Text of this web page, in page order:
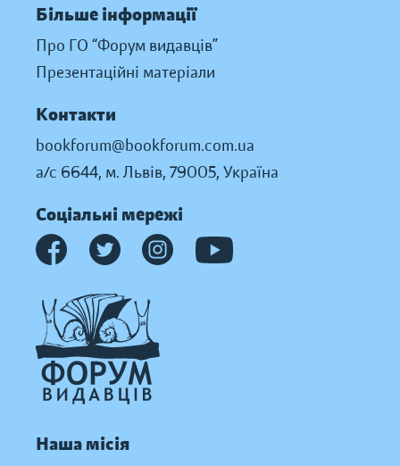
Більше інформації
Про ГО “Форум видавців”
Презентаційні матеріали
Контакти
bookforum@bookforum.com.ua
а/с 6644, м. Львів, 79005, Україна
Соціальні мережі
Наша місія